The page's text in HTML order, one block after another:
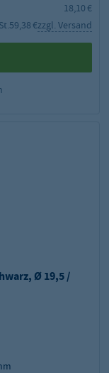
18,10 €
59,38 €zzgl. Versand
Ø 19,5 /